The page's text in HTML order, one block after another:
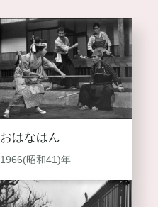
おはなはん
1966(昭和41)年